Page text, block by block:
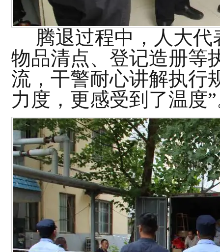
腾退过程中， 人大代
物品清点、登记造册等
流 ，干警耐心讲解执行
力度，更感受到了温度